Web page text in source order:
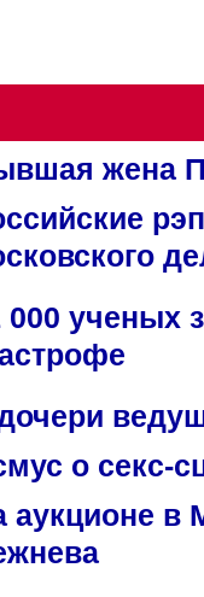
жена
000 ученых
о секс-
аукционе в